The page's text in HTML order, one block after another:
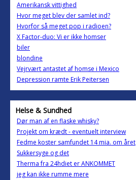
Amerikansk vittighed
Hvor meget blev der samlet ind?
Hvorfor så meget pop i radioen?
X Factor-duo: Vi er ikke homser
biler
blondine
Vejrvært antastet af homse i Mexico
Depression ramte Erik Peitersen
Helse & Sundhed
Dør man af en flaske whisky?
Projekt om krædt - eventuelt interview
Fedme koster samfundet 14 mia. om året
Sukkersyge og det
Therma fra 24hdiet er ANKOMMET
jeg kan ikke rumme mere